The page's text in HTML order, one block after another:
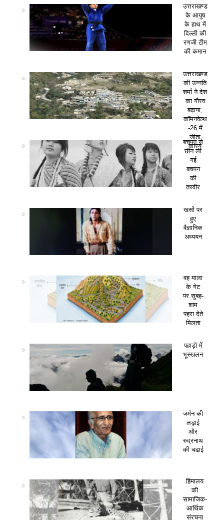
उत्तराखण्ड
के आयुष
के हाथ में
दिल्ली की
रणजी टीम
की कमान
उत्तराखण्ड
की उन्नति
शर्मा ने देश
का गौरव
बढ़ाया,
कॉमनवेल्थ
-26 में
जीता
कांस्य
बचपन से
छीन ली
गई
बचपन
की
तस्वीर
खसों पर
हुए
वैज्ञानिक
अध्ययन
वह माला
के गेट
पर सुबह-
शाम
पहरा देते
मिलता
पहाड़ो में
भूस्खलन
जर्मन की
लड़ाई
और
रुद्रनाथ
की चढाई
हिमालय
की
सामाजिक-
आर्थिक
संरचना